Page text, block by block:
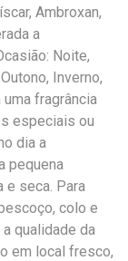
Ambroxan,
a
Noite,
Inverno,
fragrância
especiais ou
dia a
pequena
e seca. Para
colo e
qualidade da
em local fresco,